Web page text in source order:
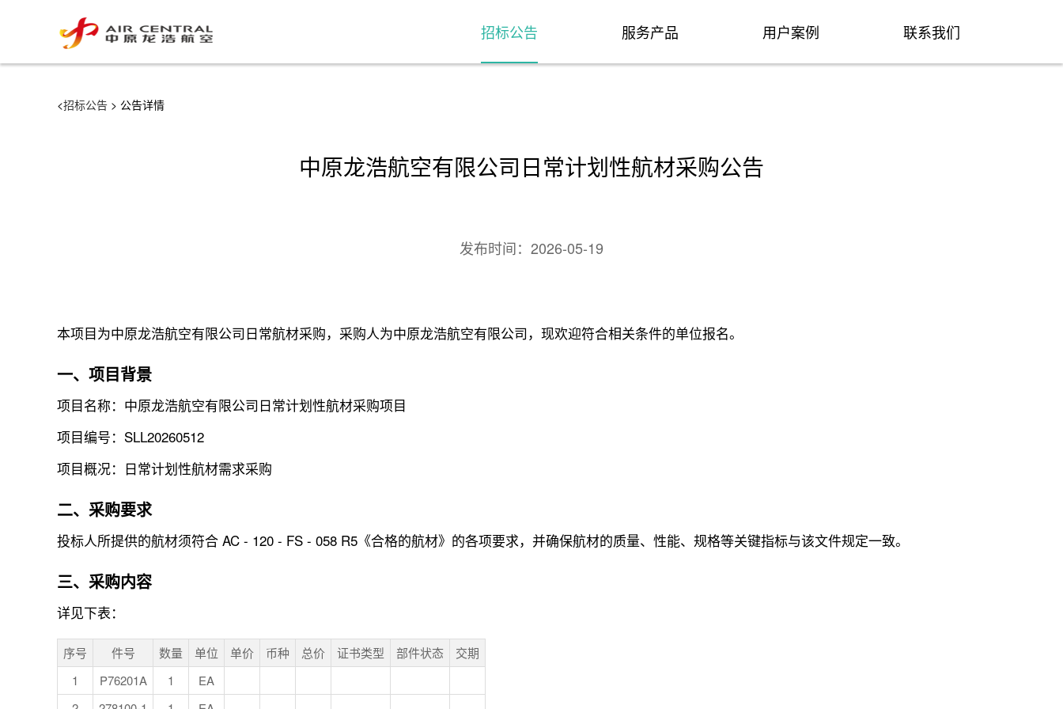
招标公告 服务产品 用户案例 联系我们
<招标公告 > 公告详情
中原龙浩航空有限公司日常计划性航材采购公告
发布时间： 2026-05-19
本项目为中原龙浩航空有限公司日常航材采购，采购人为中原龙浩航空有限公司，现欢迎符合相关条件的单位报名。
一、项目背景
项目名称：中原龙浩航空有限公司日常计划性航材采购项目
项目编号：SLL20260512
项目概况：日常计划性航材需求采购
二、采购要求
投标人所提供的航材须符合 AC - 120 - FS - 058 R5《合格的航材》的各项要求，并确保航材的质量、性能、规格等关键指标与该文件规定一致。
三、采购内容
详见下表：
序号 件号 数量 单位 单价 币种 总价 证书类型 部件状态
交期
1
P76201A 1
EA